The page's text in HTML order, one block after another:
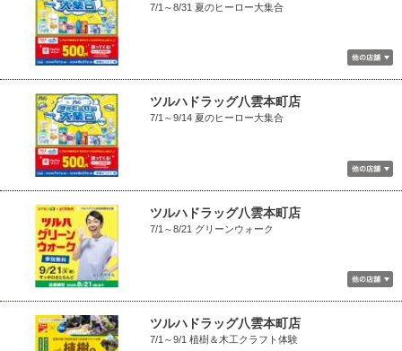
7/1～8/31 夏のヒーロー大集合
ツルハドラッグ八雲本町店
7/1～9/14 夏のヒーロー大集合
ツルハドラッグ八雲本町店
7/1～8/21 グリーンウォーク
ツルハドラッグ八雲本町店
7/1～9/1 植樹＆木工クラフト体験